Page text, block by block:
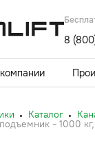
8
Каталог
- 1000